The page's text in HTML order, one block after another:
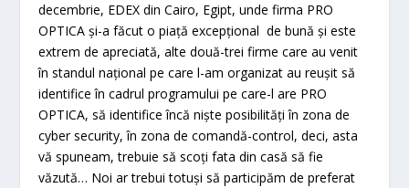
decembrie, EDEX din Cairo, Egipt, unde firma PRO
OPTICA și-a făcut o piață excepțional de bună și este
extrem de apreciată, alte două-trei firme care au venit
în standul național pe care l-am organizat au reușit să
identifice în cadrul programului pe care-l are PRO
OPTICA, să identifice încă niște posibilități în zona de
cyber security, în zona de comandă-control, deci, asta
vă spuneam, trebuie să scoți fata din casă să fie
văzută… Noi ar trebui totuși să participăm de preferat